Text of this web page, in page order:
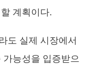
계획이다.
도 실제 시장에서
능성을 입증받으